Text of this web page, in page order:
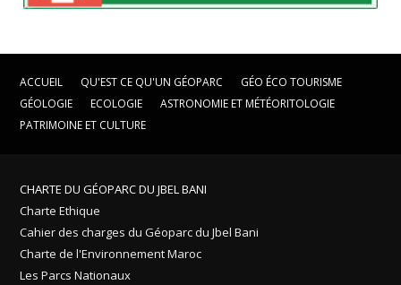
ACCUEIL QU'EST CE QU'UN GÉOPARC
GÉO ÉCO TOURISME
GÉOLOGIE
ECOLOGIE
ASTRONOMIE ET MÉTÉORITOLOGIE
PATRIMOINE ET CULTURE
CHARTE DU GÉOPARC DU JBEL BANI
Charte Ethique
Cahier des charges du Géoparc du Jbel Bani
Charte de l'Environnement Maroc
Les Parcs Nationaux